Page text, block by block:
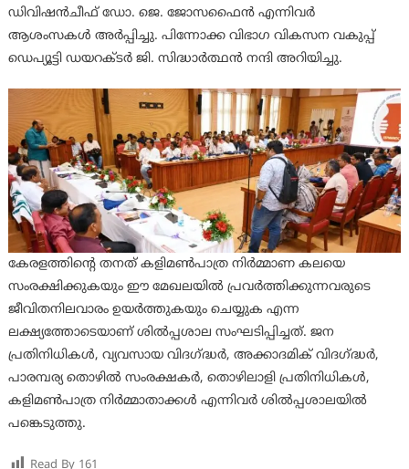
ഡിവിഷൻചീഫ് ഡോ. ജെ. ജോസഫൈൻ എന്നിവർ
ആശംസകൾ അർപ്പിച്ചു. പിന്നോക്ക വിഭാഗ വികസന വകുപ്പ്
ഡെപ്യൂട്ടി ഡയറക്ടർ ജി. സിദ്ധാർത്ഥൻ നന്ദി അറിയിച്ചു.
കേരളത്തിന്റെ തനത് കളിമൺപാത്ര നിർമ്മാണ കലയെ
സംരക്ഷിക്കുകയും ഈ മേഖലയിൽ പ്രവർത്തിക്കുന്നവരുടെ
ജീവിതനിലവാരം ഉയർത്തുകയും ചെയ്യുക എന്ന
ലക്ഷ്യത്തോടെയാണ് ശിൽപ്പശാല സംഘടിപ്പിച്ചത്. ജന
പ്രതിനിധികൾ, വ്യവസായ വിദഗ്ദ്ധർ, അക്കാദമിക് വിദഗ്ദ്ധർ,
പാരമ്പര്യ തൊഴിൽ സംരക്ഷകർ, തൊഴിലാളി പ്രതിനിധികൾ,
കളിമൺപാത്ര നിർമ്മാതാക്കൾ എന്നിവർ ശിൽപ്പശാലയിൽ
പങ്കെടുത്തു.
Read By 161